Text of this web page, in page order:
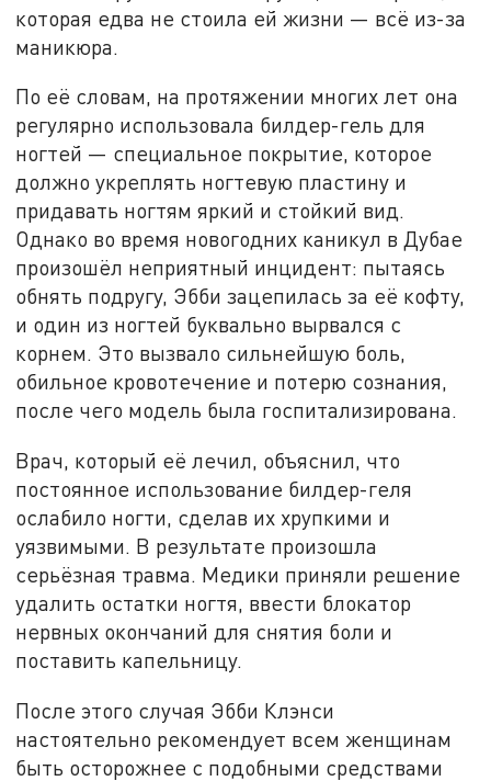
которая едва не стоила ей жизни — всё из-за
маникюра.
По её словам, на протяжении многих лет она
регулярно использовала билдер-гель для
ногтей — специальное покрытие, которое
должно укреплять ногтевую пластину и
придавать ногтям яркий и стойкий вид.
Однако во время новогодних каникул в Дубае
произошёл неприятный инцидент: пытаясь
обнять подругу, Эбби зацепилась за её кофту,
и один из ногтей буквально вырвался с
корнем. Это вызвало сильнейшую боль,
обильное кровотечение и потерю сознания,
после чего модель была госпитализирована.
Врач, который её лечил, объяснил, что
постоянное использование билдер-геля
ослабило ногти, сделав их хрупкими и
уязвимыми. В результате произошла
серьёзная травма. Медики приняли решение
удалить остатки ногтя, ввести блокатор
нервных окончаний для снятия боли и
поставить капельницу.
После этого случая Эбби Клэнси
настоятельно рекомендует всем женщинам
быть осторожнее с подобными средствами